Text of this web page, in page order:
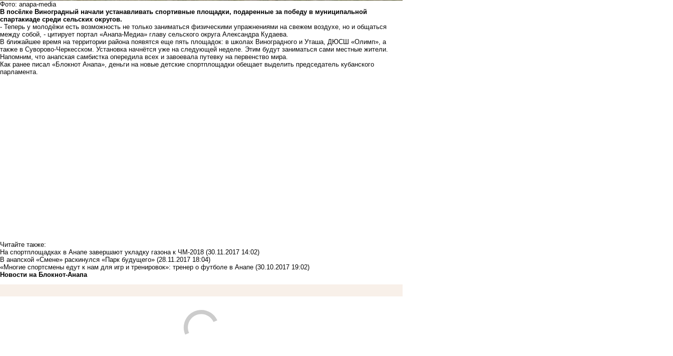
Фото: anapa-media
В посёлке Виноградный начали устанавливать спортивные площадки, подаренные за победу в муниципальной
спартакиаде среди сельских округов.
- Теперь у молодёжи есть возможность не только заниматься физическими упражнениями на свежем воздухе, но и общаться
между собой, - цитирует портал «Анапа-Медиа» главу сельского округа Александра Кудаева.
В ближайшее время на территории района появятся еще пять площадок: в школах Виноградного и Уташа, ДЮСШ «Олимп», а
также в Суворово-Черкесском. Установка начнётся уже на следующей неделе. Этим будут заниматься сами местные жители.
Напомним, что анапская самбистка опередила всех и завоевала путевку на первенство мира.
Как ранее писал «Блокнот Анапа», деньги на новые детские спортплощадки обещает выделить председатель кубанского
парламента.
Читайте также:
На спортплощадках в Анапе завершают укладку газона к ЧМ-2018 (30.11.2017 14:02)
В анапской «Смене» раскинулся «Парк будущего» (28.11.2017 18:04)
«Многие спортсмены едут к нам для игр и тренировок»: тренер о футболе в Анапе (30.10.2017 19:02)
Новости на Блoкнoт-Анапа